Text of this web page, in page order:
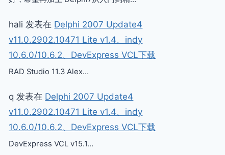
hali 发表在 Delphi 2007 Update4
v11.0.2902.10471 Lite v1.4、indy
10.6.0/10.6.2、DevExpress VCL下载
RAD Studio 11.3 Alex…
q 发表在 Delphi 2007 Update4
v11.0.2902.10471 Lite v1.4、indy
10.6.0/10.6.2、DevExpress VCL下载
DevExpress VCL v15.1…